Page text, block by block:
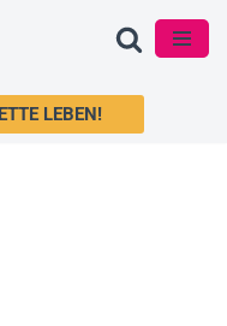
LEBEN!